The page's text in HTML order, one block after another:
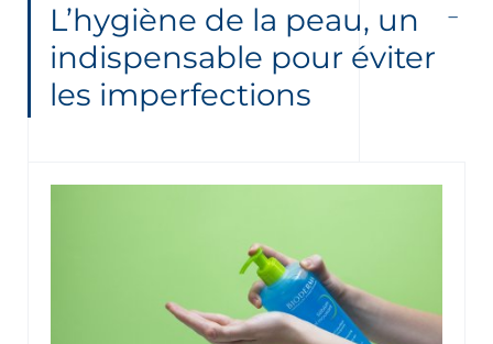
L’hygiène de la peau, un
indispensable pour éviter
les imperfections